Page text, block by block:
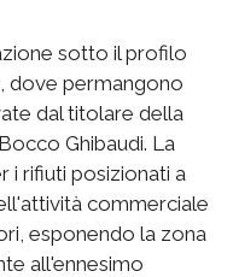
sotto il profilo
, dove permangono
dal titolare della
Ghibaudi. La
i rifiuti posizionati a
commerciale
esponendo la zona
all'ennesimo